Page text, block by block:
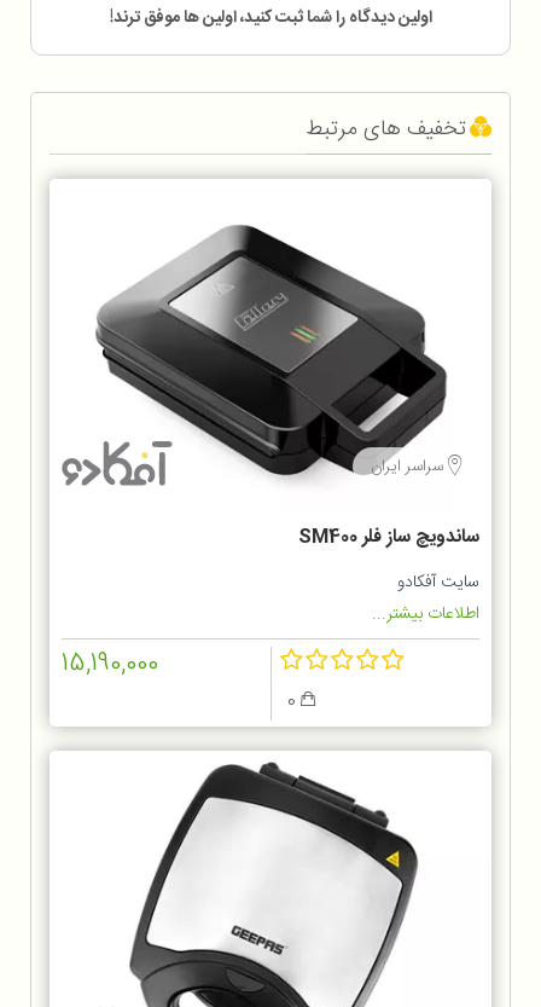
اولین دیدگاه را شما ثبت کنید، اولین ها موفق ترند!
تخفیف های مرتبط
سراسر ایران
ساندویچ ساز فلر SM400
سایت آفکادو
اطلاعات بیشتر...
15,190,000